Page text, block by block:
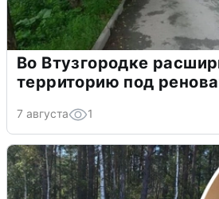
Во Втузгородке
территорию под
7 августа 1